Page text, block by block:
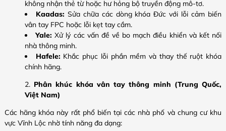
không nhận thẻ từ hoặc hư hỏng bộ truyền động mô-tơ.
Kaadas: Sửa chữa các dòng khóa Đức với lỗi cảm biến
vân tay FPC hoặc lỗi kẹt tay cầm.
Yale: Xử lý các vấn đề về bo mạch điều khiển và kết nối
nhà thông minh.
Hafele: Khắc phục lỗi phần mềm và thay thế ruột khóa
chính hãng.
Phân khúc khóa vân tay thông minh (Trung Quốc,
Việt Nam)
Các hãng khóa này rất phổ biến tại các nhà phố và chung cư khu
vực Vĩnh Lộc nhờ tính năng đa dạng: